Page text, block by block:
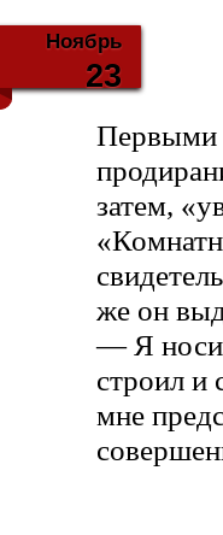
Ноябрь
23
Первыми
затем,
же он
— Я
строил и
мне